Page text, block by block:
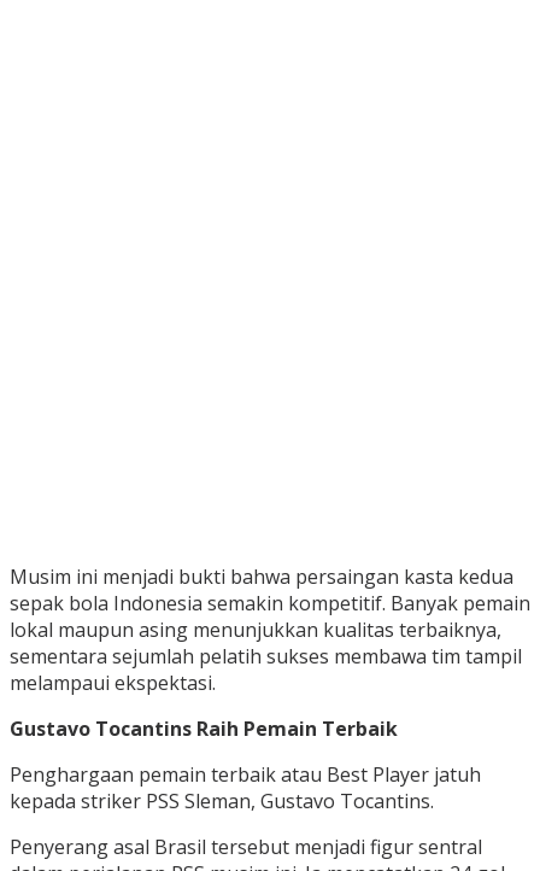
Musim ini menjadi bukti bahwa persaingan kasta kedua
sepak bola Indonesia semakin kompetitif. Banyak pemain
lokal maupun asing menunjukkan kualitas terbaiknya,
sementara sejumlah pelatih sukses membawa tim tampil
melampaui ekspektasi.
Gustavo Tocantins Raih Pemain Terbaik
Penghargaan pemain terbaik atau Best Player jatuh
kepada striker PSS Sleman, Gustavo Tocantins.
Penyerang asal Brasil tersebut menjadi figur sentral